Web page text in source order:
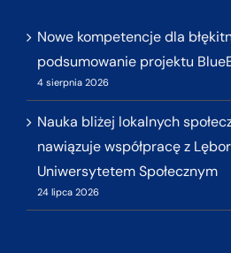
Nowe kompetencje dla
podsumowanie projektu
4 sierpnia 2026
Nauka bliżej lokalnych
nawiązuje współpracę z
Uniwersytetem Społecznym
24 lipca 2026